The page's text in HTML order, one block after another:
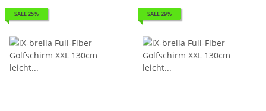
SALE 25% SALE 29%